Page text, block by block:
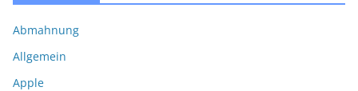
Abmahnung
Allgemein
Apple